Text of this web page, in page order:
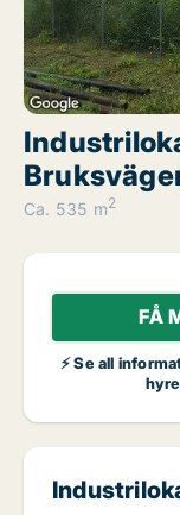
Ca. 535 m2
FÅ
⚡ Se all